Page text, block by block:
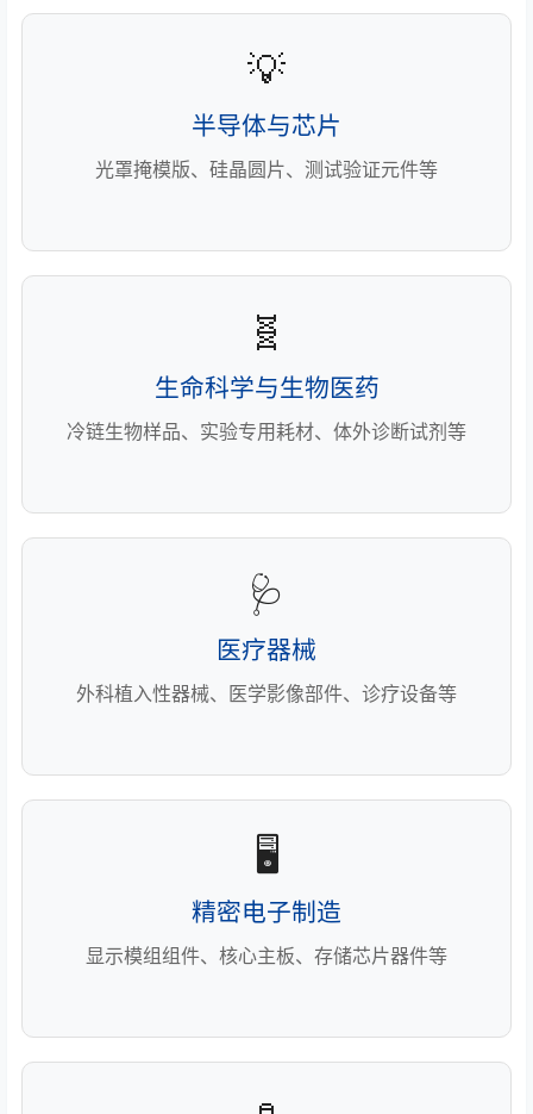
💡
半导体与芯片
光罩掩模版、硅晶圆片、测试验证元件等
🧬
生命科学与生物医药
冷链生物样品、实验专用耗材、体外诊断试剂等
🩺
医疗器械
外科植入性器械、医学影像部件、诊疗设备等
🖥️
精密电子制造
显示模组组件、核心主板、存储芯片器件等